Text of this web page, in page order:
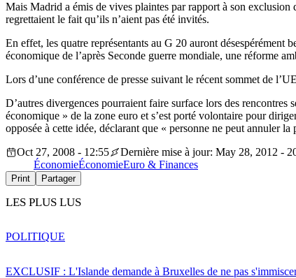
Mais Madrid a émis de vives plaintes par rapport à son
regrettaient le fait qu’ils n’aient pas été invités.
En effet, les quatre représentants au G 20 auront désespérément
économique de l’après Seconde guerre mondiale, une réforme
Lors d’une conférence de presse suivant le récent sommet de
D’autres divergences pourraient faire surface lors des
économique » de la zone euro et s’est porté volontaire pour
opposée à cette idée, déclarant que « personne ne peut annuler la
Oct 27, 2008 - 12:55
Dernière mise à jour: May 28, 2012 -
ÉconomieÉconomieEuro & Finances
Print Partager
LES PLUS LUS
EXCLUSIF : L'Islande demande à Bruxelles de ne pas
POLITIQUE